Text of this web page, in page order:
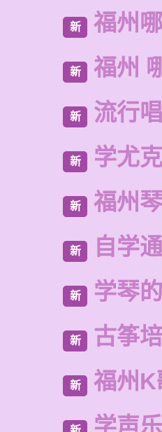
新 福州
新 福州
新 流行
新 学尤
新 福州
新 自学
新 学琴
新 古筝
新 福州K
学声